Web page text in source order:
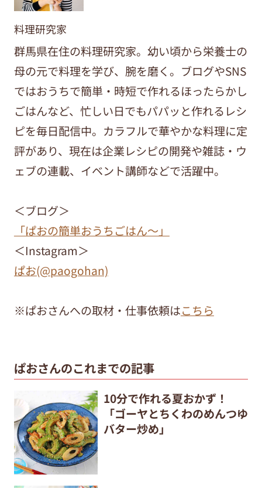
料理研究家
群馬県在住の料理研究家。幼い頃から栄養士の
母の元で料理を学び、腕を磨く。ブログやSNS
ではおうちで簡単・時短で作れるほったらかし
ごはんなど、忙しい日でもパパッと作れるレシ
ピを毎日配信中。カラフルで華やかな料理に定
評があり、現在は企業レシピの開発や雑誌・ウ
ェブの連載、イベント講師などで活躍中。
＜ブログ＞
「ぱおの簡単おうちごはん～」
＜Instagram＞
ぱお(@paogohan)
※ぱおさんへの取材・仕事依頼はこちら
ぱおさんのこれまでの記事
10分で作れる夏おかず！
「ゴーヤとちくわのめんつゆ
バター炒め」